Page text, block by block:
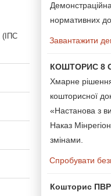
(ІПС
нормативних
Завантажити
КОШТОРИС 8
Хмарне
кошторисної
«Настанова з
Наказ
змінами.
Спробувати
Кошторис